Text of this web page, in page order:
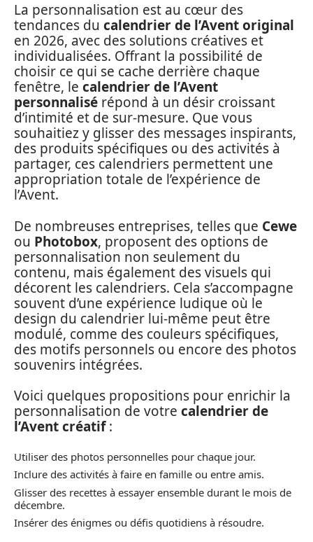
La personnalisation est au cœur des
tendances du calendrier de l’Avent original
en 2026, avec des solutions créatives et
individualisées. Offrant la possibilité de
choisir ce qui se cache derrière chaque
fenêtre, le calendrier de l’Avent
personnalisé répond à un désir croissant
d’intimité et de sur-mesure. Que vous
souhaitiez y glisser des messages inspirants,
des produits spécifiques ou des activités à
partager, ces calendriers permettent une
appropriation totale de l’expérience de
l’Avent.
De nombreuses entreprises, telles que Cewe
ou Photobox, proposent des options de
personnalisation non seulement du
contenu, mais également des visuels qui
décorent les calendriers. Cela s’accompagne
souvent d’une expérience ludique où le
design du calendrier lui-même peut être
modulé, comme des couleurs spécifiques,
des motifs personnels ou encore des photos
souvenirs intégrées.
Voici quelques propositions pour enrichir la
personnalisation de votre calendrier de
l’Avent créatif:
Utiliser des photos personnelles pour chaque jour.
Inclure des activités à faire en famille ou entre amis.
Glisser des recettes à essayer ensemble durant le mois de
décembre.
Insérer des énigmes ou défis quotidiens à résoudre.